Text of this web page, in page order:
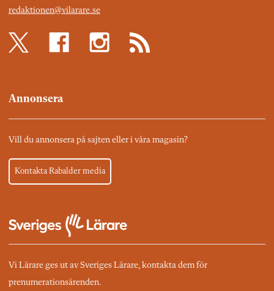
redaktionen@vilarare.se
Annonsera
Vill du annonsera på sajten eller i våra magasin?
Kontakta Rabalder media
Vi Lärare ges ut av Sveriges Lärare, kontakta dem för
prenumerationsärenden.